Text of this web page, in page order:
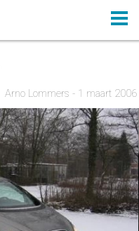
Arno Lommers - 1 maart 2006